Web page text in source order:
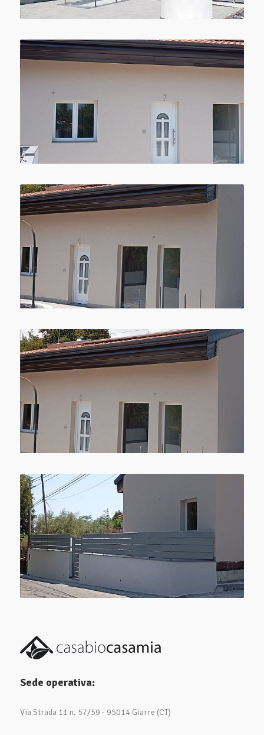
Sede operativa:
Via Strada 11 n. 57/59 - 95014 Giarre (CT)